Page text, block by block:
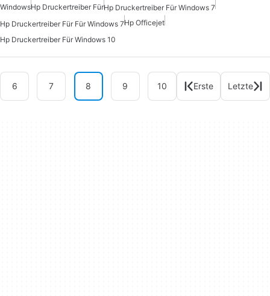
WindowsHp Druckertreiber FürHp Druckertreiber Für Windows 7
Hp Druckertreiber Für Für Windows 7Hp Officejet
Hp Druckertreiber Für Windows 10
6 7 8 9 10 Erste Letzte